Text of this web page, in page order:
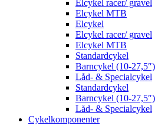
Elcykel racer/ gravel
Elcykel MTB
Elcykel
Elcykel racer/ gravel
Elcykel MTB
Standardcykel
Barncykel (10-27,5″)
Låd- & Specialcykel
Standardcykel
Barncykel (10-27,5″)
Låd- & Specialcykel
Cykelkomponenter